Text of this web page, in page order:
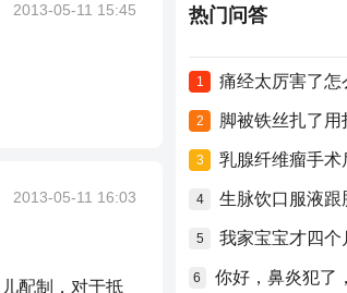
2013-05-11 15:45
2013-05-11 16:03
配制，对于抵
热门问答
1 痛经太厉害了怎
2 脚被铁丝扎了
3 乳腺纤维瘤手术
4 生脉饮口服液跟
5 我家宝宝才四个
6